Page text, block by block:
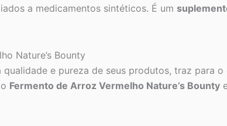
a medicamentos sintéticos. É um
Nature’s Bounty
qualidade e pureza de seus produtos, traz para
Fermento de Arroz Vermelho Nature’s Bounty